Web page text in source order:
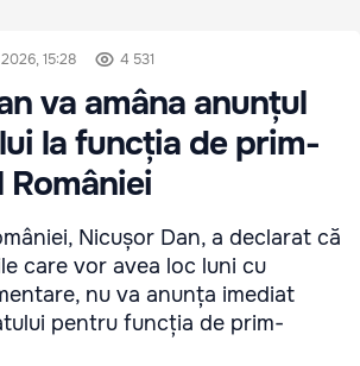
15:28 4 531
va amâna anunțul
la funcția de prim-
Nicușor Dan, a declarat că
care vor avea loc luni cu
nu va anunța imediat
pentru funcția de prim-